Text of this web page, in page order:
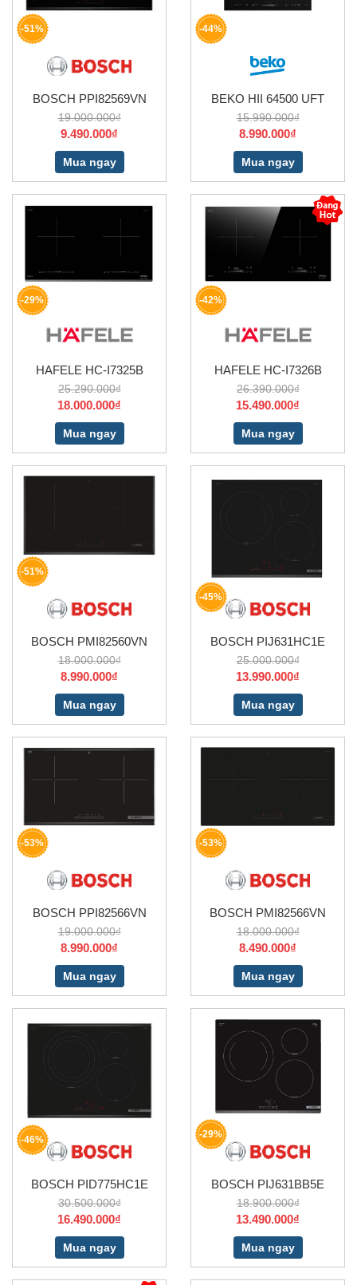
-51%
BOSCH PPI82569VN
19.000.000₫
9.490.000₫
Mua ngay
-44%
BEKO HII 64500 UFT
15.990.000₫
8.990.000₫
Mua ngay
-29%
HAFELE HC-I7325B
25.290.000₫
18.000.000₫
Mua ngay
-42%
HAFELE HC-I7326B
26.390.000₫
15.490.000₫
Mua ngay
-51%
BOSCH PMI82560VN
18.000.000₫
8.990.000₫
Mua ngay
-45%
BOSCH PIJ631HC1E
25.000.000₫
13.990.000₫
Mua ngay
-53%
BOSCH PPI82566VN
19.000.000₫
8.990.000₫
Mua ngay
-53%
BOSCH PMI82566VN
18.000.000₫
8.490.000₫
Mua ngay
-46%
BOSCH PID775HC1E
30.500.000₫
16.490.000₫
Mua ngay
-29%
BOSCH PIJ631BB5E
18.900.000₫
13.490.000₫
Mua ngay